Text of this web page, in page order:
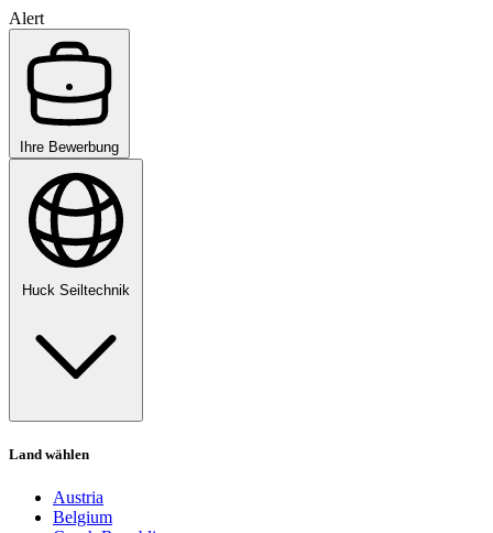
Alert
Ihre Bewerbung
Huck Seiltechnik
Land wählen
Austria
Belgium